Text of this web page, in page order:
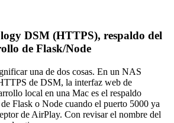
DSM (HTTPS), respaldo del
de Flask/Node
una de dos cosas. En un NAS
de DSM, la interfaz web de
local en una Mac es el respaldo
Flask o Node cuando el puerto 5000 ya
de AirPlay. Con revisar el nombre del